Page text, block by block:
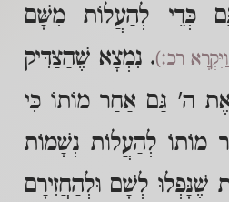
כְּדֵי לְהַעֲלוֹת מִשָּׁם
רכ:). נִמְצָא שֶׁהַצַּדִּיק
ה' גַּם אַחַר מוֹתוֹ כִּי
מוֹתוֹ לְהַעֲלוֹת נְשָׁמוֹת
שֶׁנָּפְלוּ לְשָׁם וּלְהַחֲזִירָם